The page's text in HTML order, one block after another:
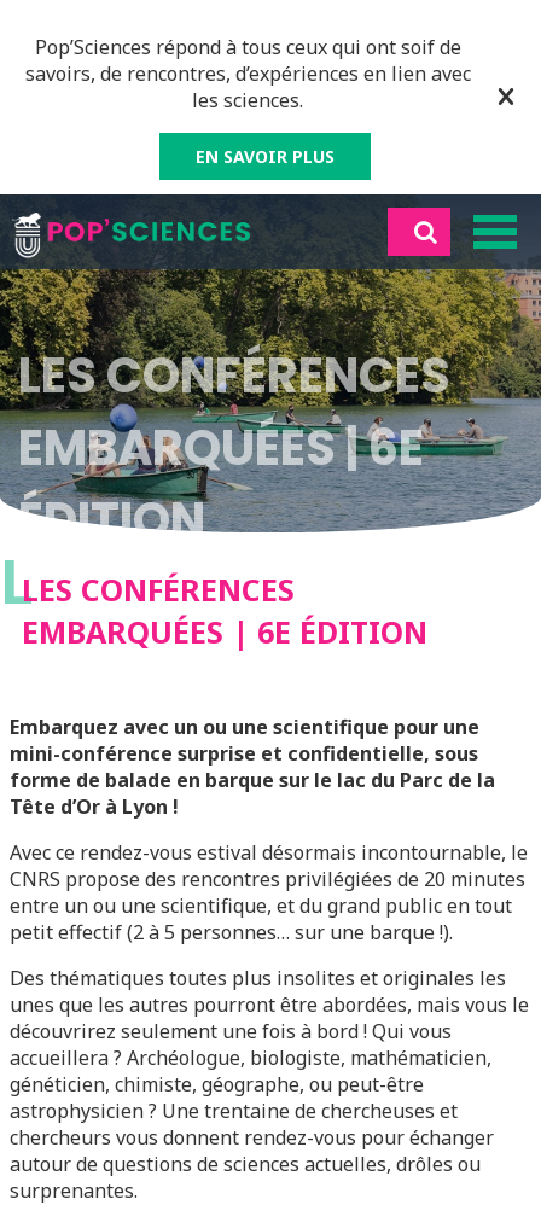
Pop’Sciences répond à tous ceux qui ont soif de
savoirs, de rencontres, d’expériences en lien avec
les sciences.
EN SAVOIR PLUS
LES CONFÉRENCES
EMBARQUÉES | 6E
ÉDITION
LLES CONFÉRENCES
EMBARQUÉES | 6E ÉDITION
Embarquez avec un ou une scientifique pour une
mini-conférence surprise et confidentielle, sous
forme de balade en barque sur le lac du Parc de la
Tête d’Or à Lyon !
Avec ce rendez-vous estival désormais incontournable, le
CNRS propose des rencontres privilégiées de 20 minutes
entre un ou une scientifique, et du grand public en tout
petit effectif (2 à 5 personnes… sur une barque !).
Des thématiques toutes plus insolites et originales les
unes que les autres pourront être abordées, mais vous le
découvrirez seulement une fois à bord ! Qui vous
accueillera ? Archéologue, biologiste, mathématicien,
généticien, chimiste, géographe, ou peut-être
astrophysicien ? Une trentaine de chercheuses et
chercheurs vous donnent rendez-vous pour échanger
autour de questions de sciences actuelles, drôles ou
surprenantes.